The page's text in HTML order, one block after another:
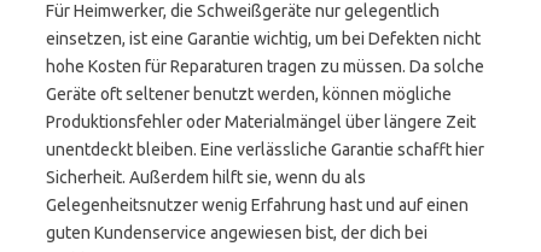
Für Heimwerker, die Schweißgeräte nur gelegentlich
einsetzen, ist eine Garantie wichtig, um bei Defekten nicht
hohe Kosten für Reparaturen tragen zu müssen. Da solche
Geräte oft seltener benutzt werden, können mögliche
Produktionsfehler oder Materialmängel über längere Zeit
unentdeckt bleiben. Eine verlässliche Garantie schafft hier
Sicherheit. Außerdem hilft sie, wenn du als
Gelegenheitsnutzer wenig Erfahrung hast und auf einen
guten Kundenservice angewiesen bist, der dich bei